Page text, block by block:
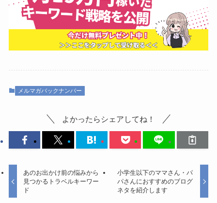
メルマガバックナンバー
よかったらシェアしてね！
あのお出かけ前の悩みから
見つかるトラベルキーワー
ド
小学生以下のママさん・パ
パさんにおすすめのブログ
ネタを紹介します